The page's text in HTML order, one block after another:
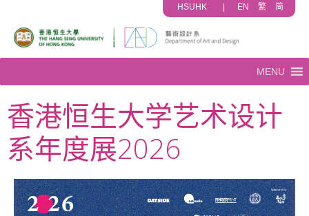
HSUHK EN 繁 简
MENU
香港恒生大学艺术设计
系年度展2026